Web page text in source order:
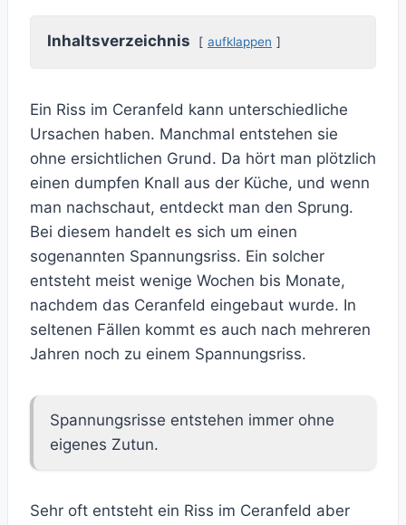
Inhaltsverzeichnis aufklappen
Ein Riss im Ceranfeld kann unterschiedliche
Ursachen haben. Manchmal entstehen sie
ohne ersichtlichen Grund. Da hört man plötzlich
einen dumpfen Knall aus der Küche, und wenn
man nachschaut, entdeckt man den Sprung.
Bei diesem handelt es sich um einen
sogenannten Spannungsriss. Ein solcher
entsteht meist wenige Wochen bis Monate,
nachdem das Ceranfeld eingebaut wurde. In
seltenen Fällen kommt es auch nach mehreren
Jahren noch zu einem Spannungsriss.
Spannungsrisse entstehen immer ohne
eigenes Zutun.
Sehr oft entsteht ein Riss im Ceranfeld aber